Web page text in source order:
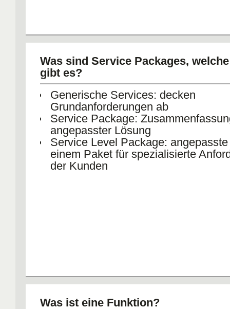
Was sind Service Packages,
gibt es?
Generische Services: decken
Grundanforderungen ab
Service Package:
angepasster Lösung
Service Level Package:
einem Paket für spezialisierte
der Kunden
Was ist eine Funktion?